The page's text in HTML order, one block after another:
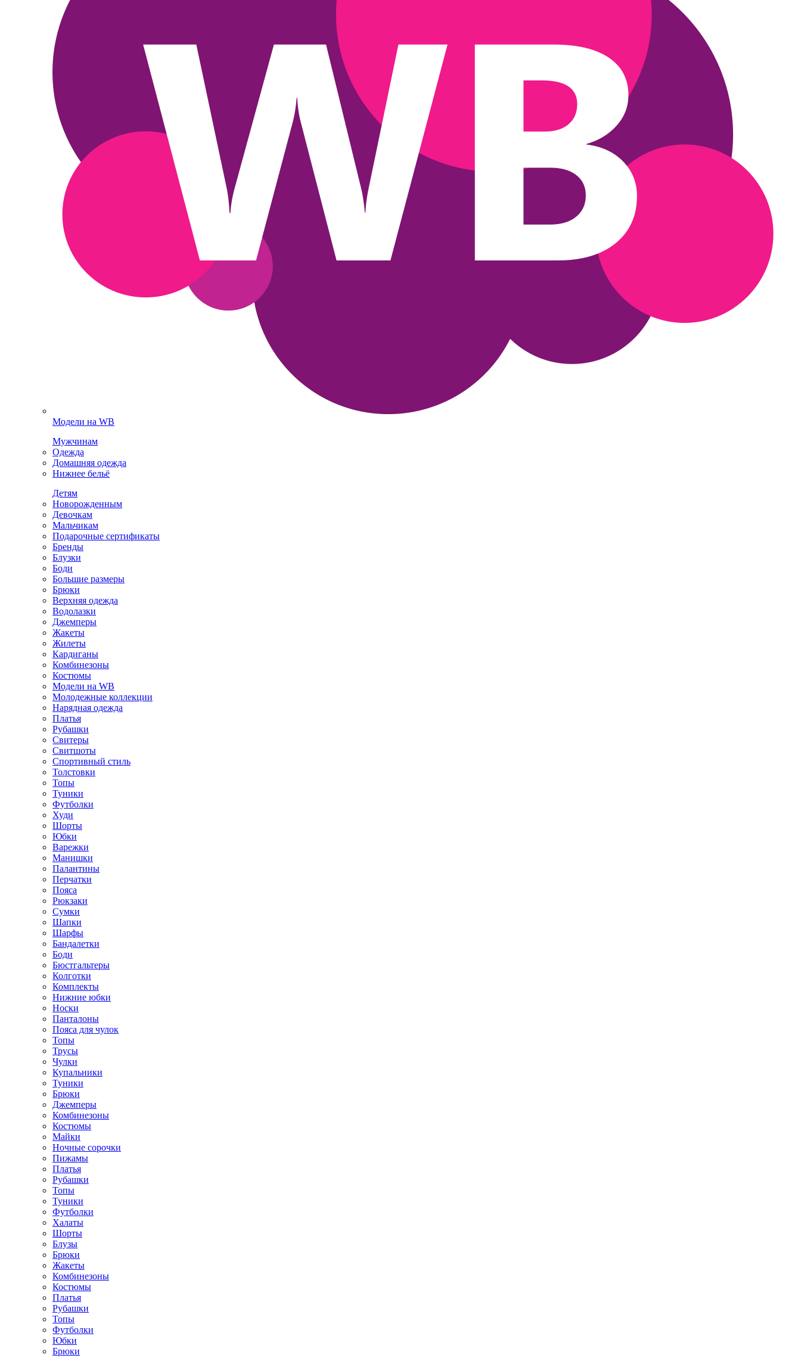
Модели на WB
Мужчинам
Одежда
Домашняя одежда
Нижнее бельё
Детям
Новорожденным
Девочкам
Мальчикам
Подарочные сертификаты
Бренды
Блузки
Боди
Большие размеры
Брюки
Верхняя одежда
Водолазки
Джемперы
Жакеты
Жилеты
Кардиганы
Комбинезоны
Костюмы
Модели на WB
Молодежные коллекции
Нарядная одежда
Платья
Рубашки
Свитеры
Свитшоты
Спортивный стиль
Толстовки
Топы
Туники
Футболки
Худи
Шорты
Юбки
Варежки
Манишки
Палантины
Перчатки
Пояса
Рюкзаки
Сумки
Шапки
Шарфы
Бандалетки
Боди
Бюстгальтеры
Колготки
Комплекты
Нижние юбки
Носки
Панталоны
Поясa для чулок
Топы
Трусы
Чулки
Купальники
Туники
Брюки
Джемперы
Комбинезоны
Костюмы
Майки
Ночные сорочки
Пижамы
Платья
Рубашки
Топы
Туники
Футболки
Халаты
Шорты
Блузы
Брюки
Жакеты
Комбинезоны
Костюмы
Платья
Рубашки
Топы
Футболки
Юбки
Брюки